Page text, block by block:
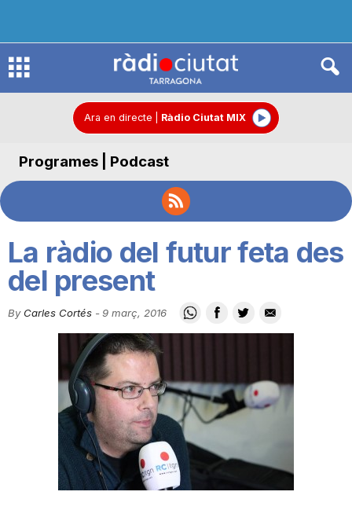
R
d
C
Ara en directe Ràdio Ciutat MIX
Programes | Podcast
La ràdio del futur feta des
del present
By Carles Cortés -9 març, 2016